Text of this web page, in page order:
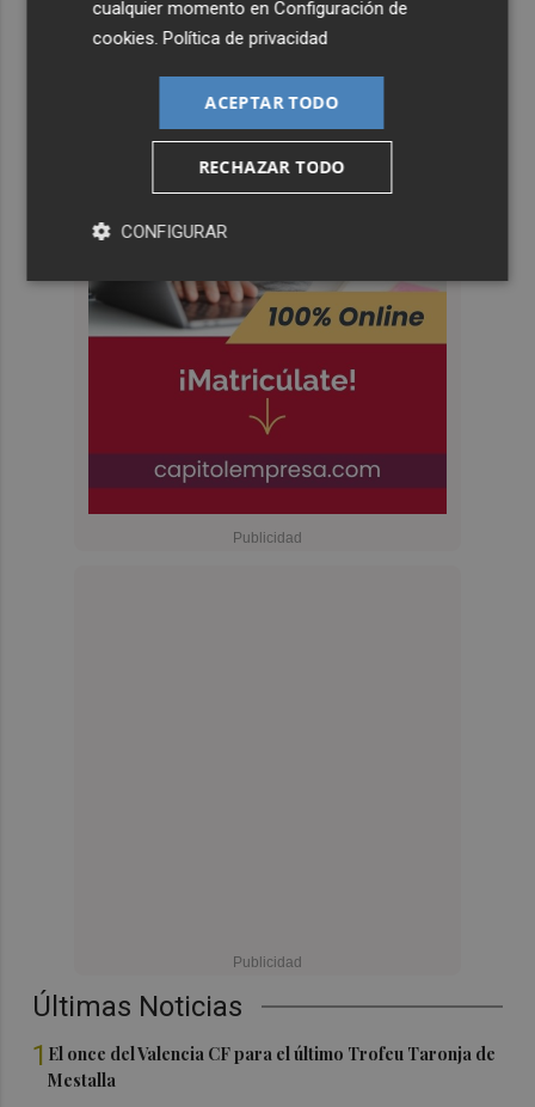
Últimas Noticias
1 El once del Valencia CF para el último Trofeu Taronja de
Mestalla
cualquier momento enConfiguración de
cookies .Política de privacidad
ACEPTAR TODO
RECHAZAR TODO
CONFIGURAR